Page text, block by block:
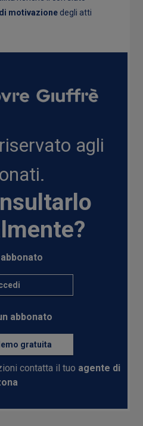
motivazione degli atti
agli
abbonato
gratuita
contatta il tuo agente di